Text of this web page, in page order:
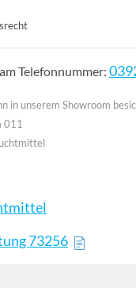
Telefonnummer:
in unserem Showroom
011
73256